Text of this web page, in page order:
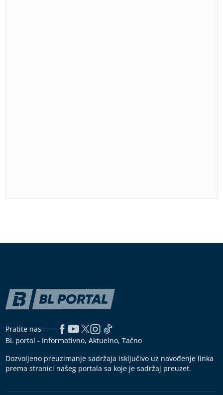
Pratite nas
BL portal - Informativno, Aktuelno, Tačno
Dozvoljeno preuzimanje sadržaja isključivo uz navođenje linka
prema stranici našeg portala sa koje je sadržaj preuzet.